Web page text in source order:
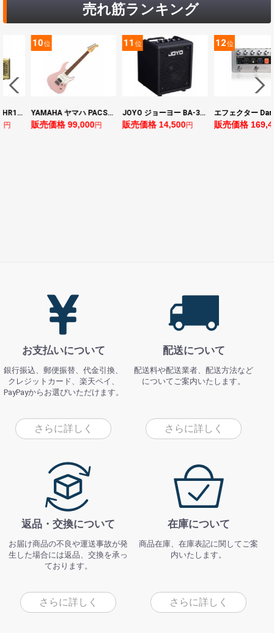
売れ筋ランキング
YAMAHA ヤマハ PACS+12 ASP Pacifica Standard Plus パシフィカスタンダードプラス エレキギター
売価格 99,000円
11位
JOYO ジョーヨー BA-30 VIBE CUBE BLK 30W 小型ベースアンプ Bluetooth+OTGオーディオI/F搭載
販売価格 14,500円
12位
エフェクター Darkglass Electronics Anagram ベースエフェクター プリアンプ ダークグラス アナグラム
販売価格 169,400円
お支払いについて
銀行振込、郵便振替、代金引換、
クレジットカード、楽天ペイ、
PayPayからお選びいただけます。
さらに詳しく
配送について
配送料や配送業者、配送方法など
についてご案内いたします。
さらに詳しく
返品・交換について
お届け商品の不良や運送事故が発
生した場合には返品、交換を承っ
ております。
さらに詳しく
在庫について
商品在庫、在庫表記に関してご案
内いたします。
さらに詳しく